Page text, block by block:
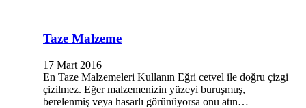
Taze Malzeme
17 Mart 2016
En Taze Malzemeleri Kullanın Eğri cetvel ile doğru çizgi
çizilmez. Eğer malzemenizin yüzeyi buruşmuş,
berelenmiş veya hasarlı görünüyorsa onu atın…